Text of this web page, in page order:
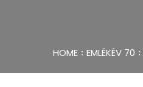
HOME EMLÉKÉV 70